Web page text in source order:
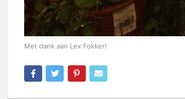
Met dank aan Lex Fokker!